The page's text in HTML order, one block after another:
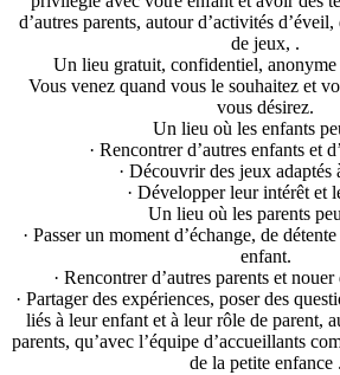
d’autres parents, autour d’activités
de jeux, .
Un lieu gratuit, confidentiel, anonyme
Vous venez quand vous le souhaitez et
vous désirez.
Un lieu où les enfants
· Rencontrer d’autres enfants et
· Découvrir des jeux adaptés
· Développer leur intérêt et
Un lieu où les parents
· Passer un moment d’échange, de
enfant.
· Rencontrer d’autres parents et
· Partager des expériences, poser des
liés à leur enfant et à leur rôle de parent,
parents, qu’avec l’équipe d’accueillants
de la petite enfance .